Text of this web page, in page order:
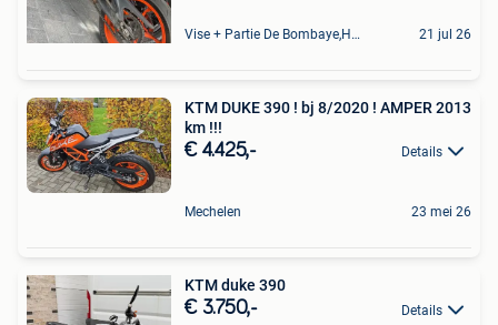
Vise + Partie De Bombaye,Hac- Court, Hermalle-Ss-Argenteau 21 jul 26
KTM DUKE 390 ! bj 8/2020 ! AMPER 2013
km !!!
€ 4.425,- Details
Mechelen 23 mei 26
KTM duke 390
€ 3.750,- Details